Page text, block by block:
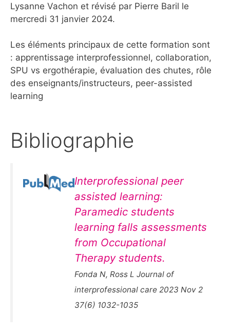
Lysanne Vachon et révisé par Pierre Baril le
mercredi 31 janvier 2024.
Les éléments principaux de cette formation sont
: apprentissage interprofessionnel, collaboration,
SPU vs ergothérapie, évaluation des chutes, rôle
des enseignants/instructeurs, peer-assisted
learning
Bibliographie
Interprofessional peer
assisted learning:
Paramedic students
learning falls assessments
from Occupational
Therapy students.
Fonda N, Ross L Journal of
interprofessional care 2023 Nov 2
37(6) 1032-1035